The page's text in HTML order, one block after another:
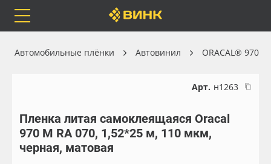
Каталог
Orafol
Весь каталог
Рулонные материалы
Автомобильные плёнки Автовинил ORACAL® 970
Арт. н1263
Пленка литая самоклеящаяся Oracal
970 M RA 070, 1,52*25 м, 110 мкм,
черная, матовая